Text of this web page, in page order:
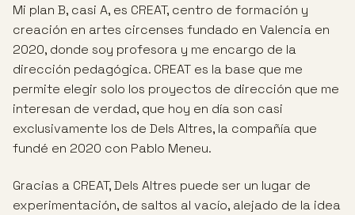
Mi plan B, casi A, es CREAT, centro de formación y
creación en artes circenses fundado en Valencia en
2020, donde soy profesora y me encargo de la
dirección pedagógica. CREAT es la base que me
permite elegir solo los proyectos de dirección que me
interesan de verdad, que hoy en día son casi
exclusivamente los de Dels Altres, la compañía que
fundé en 2020 con Pablo Meneu.
Gracias a CREAT, Dels Altres puede ser un lugar de
experimentación, de saltos al vacío, alejado de la idea